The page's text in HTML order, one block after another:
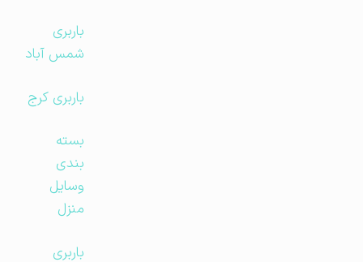
باربری
شمس آباد
باربری کرج
بسته
بندی
وسایل
منزل
باربری